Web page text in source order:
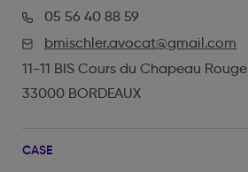
05 56 40 88 59
bmischler.avocat@gmail.com
11-11 BIS Cours du Chapeau Rouge
33000 BORDEAUX
CASE